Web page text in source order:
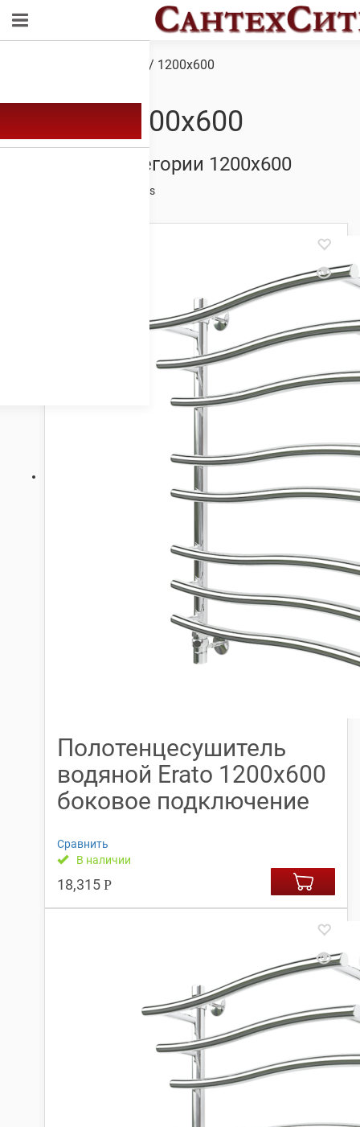
/ Товар Размер / 1200х600
1200х600
Товары из категории 1200х600
Showing 1–20 of 288 results
Полотенцесушитель
водяной Erato 1200х600
боковое подключение
Сравнить
В наличии
18,315 Р